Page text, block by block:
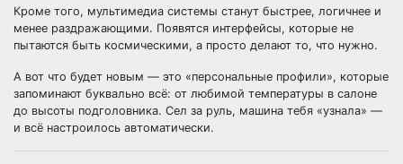
Кроме того, мультимедиа системы станут быстрее, логичнее и
менее раздражающими. Появятся интерфейсы, которые не
пытаются быть космическими, а просто делают то, что нужно.
А вот что будет новым — это «персональные профили», которые
запоминают буквально всё: от любимой температуры в салоне
до высоты подголовника. Сел за руль, машина тебя «узнала» —
и всё настроилось автоматически.